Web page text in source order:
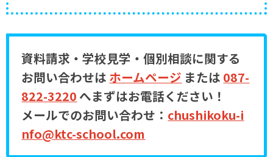
資料請求・学校見学・個別相談に関する
お問い合わせは ホームページ または 087-
822-3220 へまずはお電話ください！
メールでのお問い合わせ： chushikoku-i
nfo@ktc-school.com